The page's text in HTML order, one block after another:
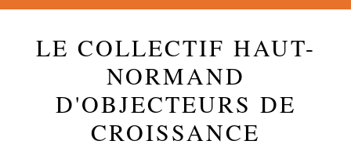
LE COLLECTIF HAUT-
NORMAND
D'OBJECTEURS DE
CROISSANCE